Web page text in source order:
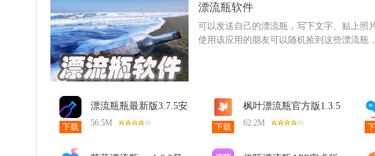
漂流瓶软件
可以发送自己的漂流瓶，写下文字、贴上照
使用该应用的朋友可以随机捡到这些漂流瓶
下载
漂流瓶瓶最新版3.7.5安
卓版
56.5M 下载
枫叶漂流瓶官方版1.3.5
安卓版
62.2M